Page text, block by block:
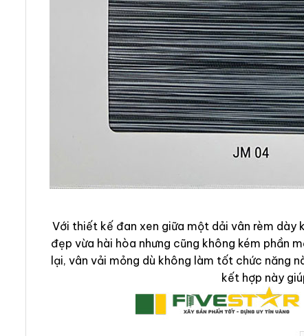
Với thiết kế đan xen giữa một dải vân rèm dày
đẹp vừa hài hòa nhưng cũng không kém phần
lại, vân vải mỏng dù không làm tốt chức năng
kết hợp này